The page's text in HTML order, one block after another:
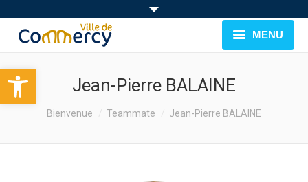
Ouvrir la barre d’outils
MENU
Jean-Pierre BALAINE
You are here:
Bienvenue Teammate Jean-Pierre BALAINE